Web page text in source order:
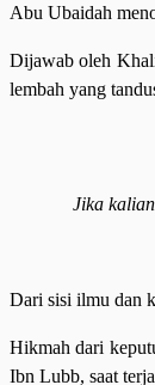
Abu Ubaidah
Dijawab oleh
lembah yang
Jika
Dari sisi ilmu dan
Hikmah dari
Ibn Lubb, saat